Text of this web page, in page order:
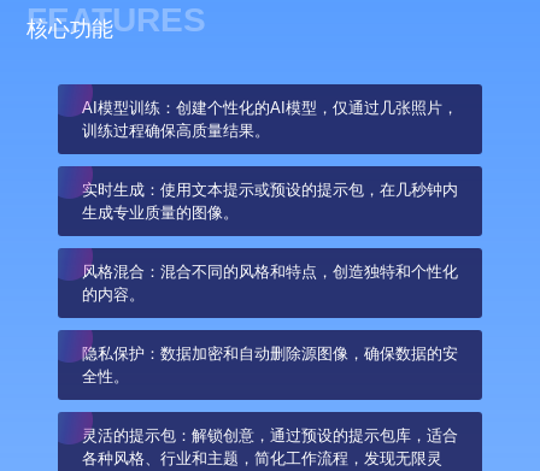
FEATURES
核心功能
AI模型训练：创建个性化的AI模型，仅通过几张照片，
训练过程确保高质量结果。
实时生成：使用文本提示或预设的提示包，在几秒钟内
生成专业质量的图像。
风格混合：混合不同的风格和特点，创造独特和个性化
的内容。
隐私保护：数据加密和自动删除源图像，确保数据的安
全性。
灵活的提示包：解锁创意，通过预设的提示包库，适合
各种风格、行业和主题，简化工作流程，发现无限灵